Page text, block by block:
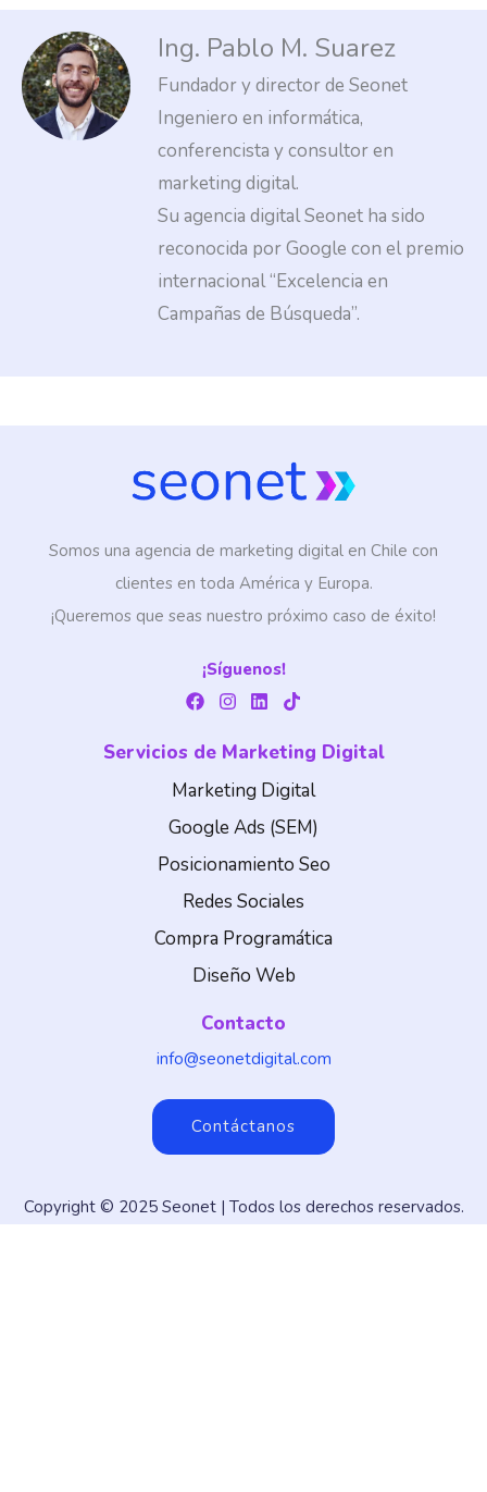
Ing. Pablo M. Suarez
Fundador y director de Seonet
Ingeniero en informática,
conferencista y consultor en
marketing digital.
Su agencia digital Seonet ha sido
reconocida por Google con el premio
internacional “Excelencia en
Campañas de Búsqueda”.
Somos una agencia de marketing digital en Chile con
clientes en toda América y Europa.
¡Queremos que seas nuestro próximo caso de éxito!
¡Síguenos!
F
a
e
o
k
I
n
t
g
a
L
i
k
d
n
T
i
t
k
Servicios de Marketing Digital
Marketing Digital
Google Ads (SEM)
Posicionamiento Seo
Redes Sociales
Compra Programática
Diseño Web
Contacto
info@seonetdigital.com
Contáctanos
Copyright © 2025 Seonet| Todos los derechos reservados.